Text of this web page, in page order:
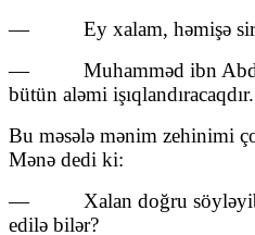
— Ey xalam, həmişə sirr
— Muhamməd ibn
bütün aləmi işıqlandıracaqdır.
Bu məsələ mənim zehinimi
Mənə dedi ki:
— Xalan doğru söyləyib. Ya
edilə bilər?